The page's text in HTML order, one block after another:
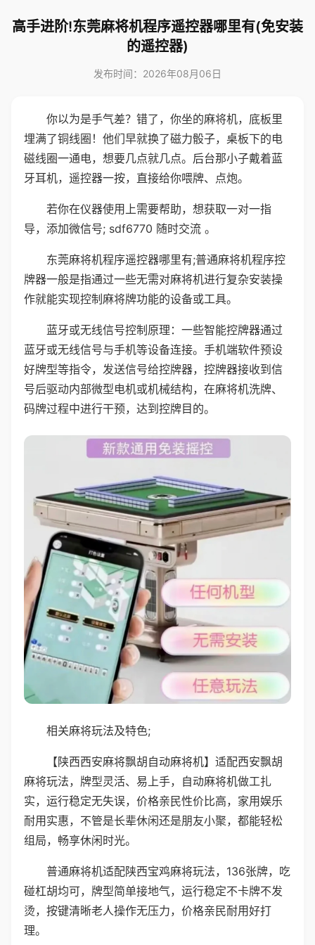
高手进阶!东莞麻将机程序遥控器哪里有(免安装
的遥控器)
发布时间：2026年08月06日
你以为是手气差？错了，你坐的麻将机，底板里
埋满了铜线圈！他们早就换了磁力骰子，桌板下的电
磁线圈一通电，想要几点就几点。后台那小子戴着蓝
牙耳机，遥控器一按，直接给你喂牌、点炮。
若你在仪器使用上需要帮助，想获取一对一指
导，添加微信号; sdf6770 随时交流 。
东莞麻将机程序遥控器哪里有;普通麻将机程序控
牌器一般是指通过一些无需对麻将机进行复杂安装操
作就能实现控制麻将牌功能的设备或工具。
蓝牙或无线信号控制原理：一些智能控牌器通过
蓝牙或无线信号与手机等设备连接。手机端软件预设
好牌型等指令，发送信号给控牌器，控牌器接收到信
号后驱动内部微型电机或机械结构，在麻将机洗牌、
码牌过程中进行干预，达到控牌目的。
相关麻将玩法及特色;
【陕西西安麻将飘胡自动麻将机】适配西安飘胡
麻将玩法，牌型灵活、易上手，自动麻将机做工扎
实，运行稳定无失误，价格亲民性价比高，家用娱乐
耐用实惠，不管是长辈休闲还是朋友小聚，都能轻松
组局，畅享休闲时光。
普通麻将机适配陕西宝鸡麻将玩法，136张牌，吃
碰杠胡均可，牌型简单接地气，运行稳定不卡牌不发
烫，按键清晰老人操作无压力，价格亲民耐用好打
理。